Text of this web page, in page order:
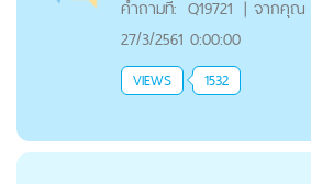
คำถามที่: Q19721 | จากคุณ
27/3/2561 0:00:00
VIEWS 1532